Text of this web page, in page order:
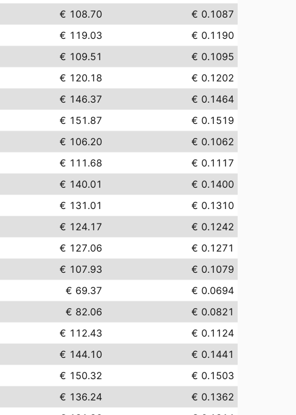
€ 108.70
€ 0.1087
€ 119.03
€ 0.1190
€ 109.51
€ 0.1095
€ 120.18
€ 0.1202
€ 146.37
€ 0.1464
€ 151.87
€ 0.1519
€ 106.20
€ 0.1062
€ 111.68
€ 0.1117
€ 140.01
€ 0.1400
€ 131.01
€ 0.1310
€ 124.17
€ 0.1242
€ 127.06
€ 0.1271
€ 107.93
€ 0.1079
€ 69.37
€ 0.0694
€ 82.06
€ 0.0821
€ 112.43
€ 0.1124
€ 144.10
€ 0.1441
€ 150.32
€ 0.1503
€ 136.24
€ 0.1362